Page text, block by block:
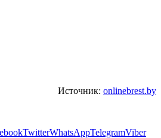
Источник: onlinebrest.by
TwitterWhatsAppTelegramViber